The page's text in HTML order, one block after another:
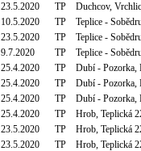
23.5.2020 TP
Duchcov,
10.5.2020 TP
Teplice -
23.5.2020 TP
Teplice -
9.7.2020 TP
Teplice -
25.4.2020 TP
Dubí - Pozorka,
25.4.2020 TP
Dubí - Pozorka,
25.4.2020 TP
Dubí - Pozorka,
25.4.2020 TP
Hrob, Teplická
23.5.2020 TP
Hrob, Teplická
23.5.2020 TP
Hrob, Teplická